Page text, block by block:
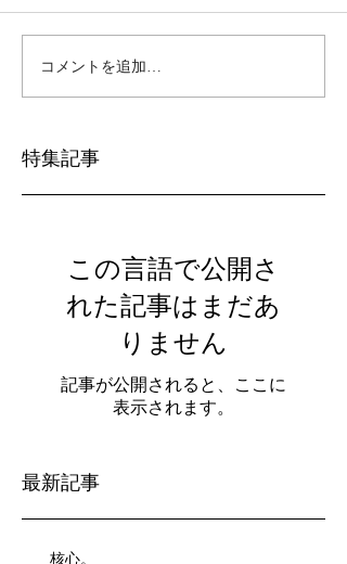
コメントを追加…
特集記事
この言語で公開さ
れた記事はまだあ
りません
記事が公開されると、ここに
表示されます。
最新記事
核心。